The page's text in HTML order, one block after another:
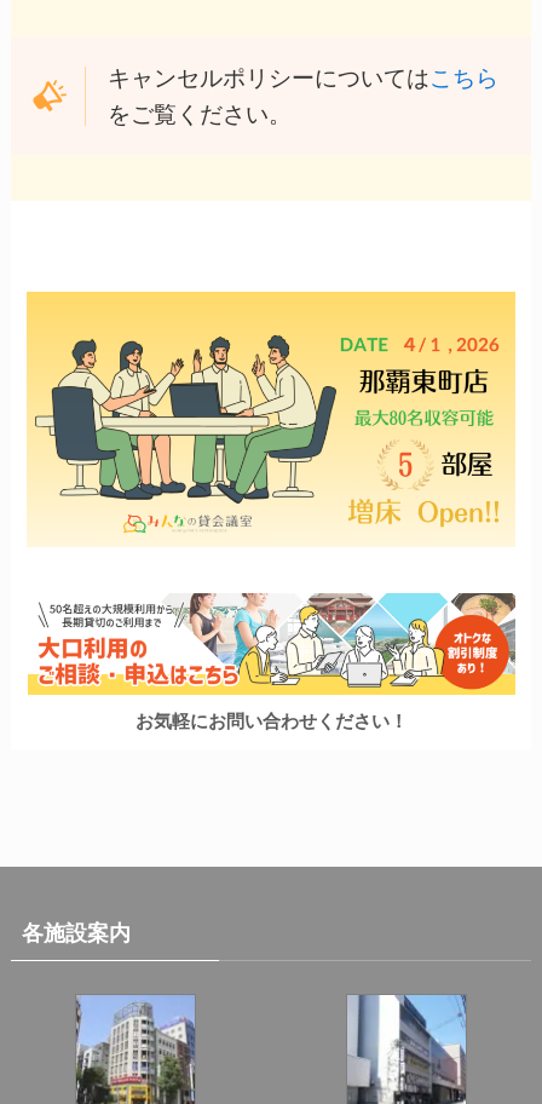
キャンセルポリシーについてはこちら
をご覧ください。
お気軽にお問い合わせください！
各施設案内